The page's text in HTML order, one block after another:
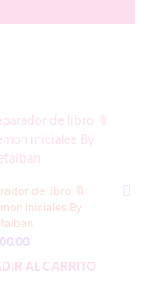
de libro 🔖
iniciales By
AL CARRITO